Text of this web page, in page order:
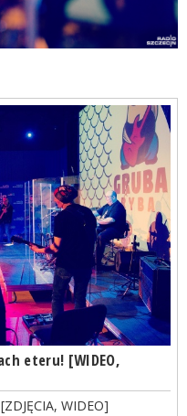
eteru! [WIDEO,
WIDEO]